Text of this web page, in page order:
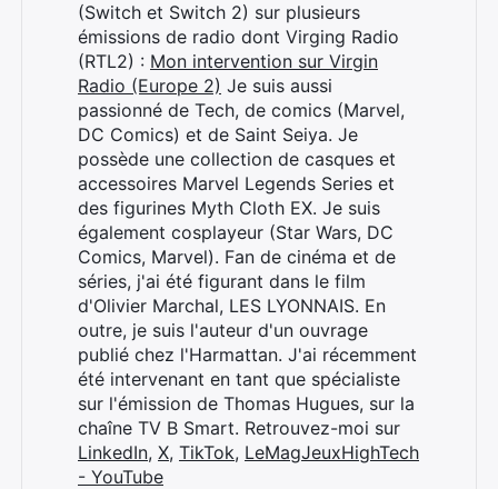
(Switch et Switch 2) sur plusieurs
émissions de radio dont Virging Radio
(RTL2) : Mon intervention sur Virgin
Radio (Europe 2) Je suis aussi
passionné de Tech, de comics (Marvel,
DC Comics) et de Saint Seiya. Je
possède une collection de casques et
accessoires Marvel Legends Series et
des figurines Myth Cloth EX. Je suis
également cosplayeur (Star Wars, DC
Comics, Marvel). Fan de cinéma et de
séries, j'ai été figurant dans le film
d'Olivier Marchal, LES LYONNAIS. En
outre, je suis l'auteur d'un ouvrage
publié chez l'Harmattan. J'ai récemment
été intervenant en tant que spécialiste
sur l'émission de Thomas Hugues, sur la
chaîne TV B Smart. Retrouvez-moi sur
LinkedIn, X, TikTok, LeMagJeuxHighTech
- YouTube